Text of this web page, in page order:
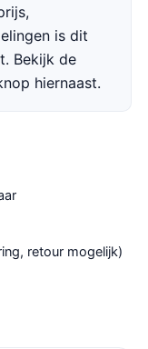
is dit
Bekijk de
hiernaast.
retour mogelijk)